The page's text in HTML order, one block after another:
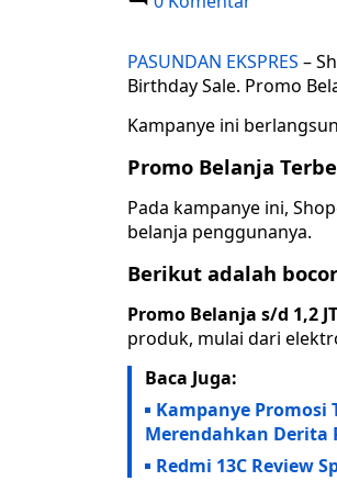
PASUNDAN EKSPRES –
Birthday Sale. Promo
Kampanye ini
Promo Belanja
Pada kampanye ini,
belanja penggunanya.
Berikut adalah
Promo Belanja s/d 1,2
produk, mulai dari
Baca Juga:
Kampanye
Merendahkan Derita
Redmi 13C Review